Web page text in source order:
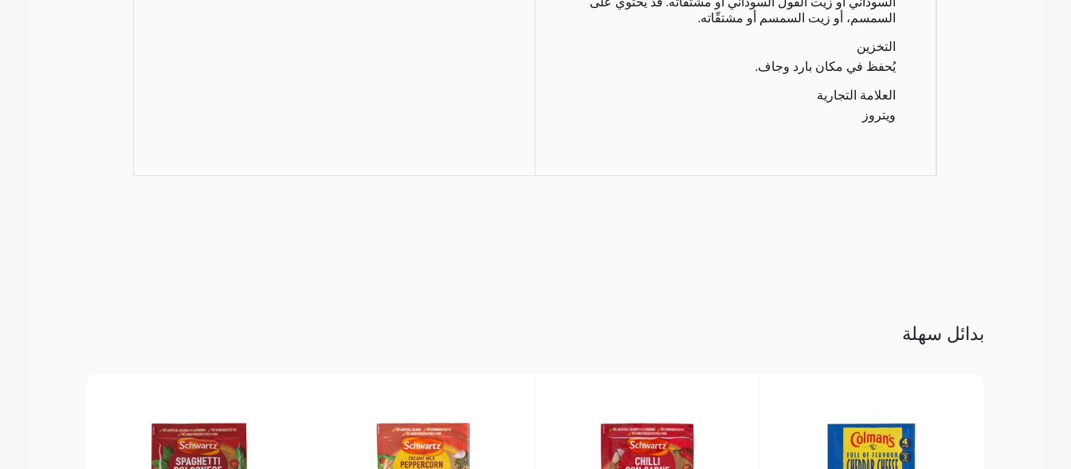
السمسم، أو زيت السمسم أو مشتقّاته.
التخزين
يُحفظ في مكان بارد وجاف.
العلامة التجارية
ويتروز
بدائل سهلة